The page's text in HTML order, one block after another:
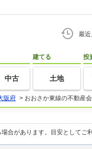
最
中古
建てる
土地
投
阪府 > おおさか東線の不動産
合があります。目安としてご